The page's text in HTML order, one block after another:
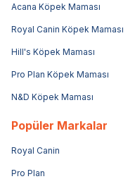
Acana Köpek Maması
Royal Canin Köpek Maması
Hill's Köpek Maması
Pro Plan Köpek Maması
N&D Köpek Maması
Popüler Markalar
Royal Canin
Pro Plan